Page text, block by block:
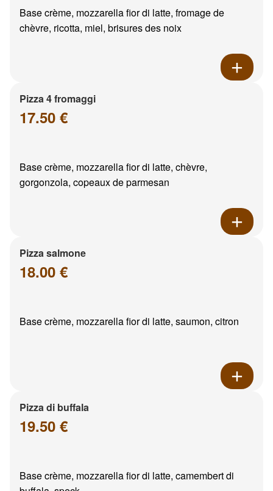
Base crème, mozzarella fior di latte, fromage de
chèvre, ricotta, miel, brisures des noix
Pizza 4 fromaggi
17.50 €
Base crème, mozzarella fior di latte, chèvre,
gorgonzola, copeaux de parmesan
Pizza salmone
18.00 €
Base crème, mozzarella fior di latte, saumon, citron
Pizza di buffala
19.50 €
Base crème, mozzarella fior di latte, camembert di